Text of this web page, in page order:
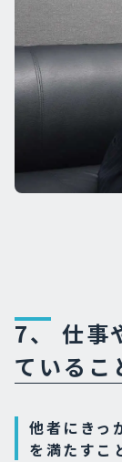
7、 仕事
ているこ
他者にきっ
を満たすこ